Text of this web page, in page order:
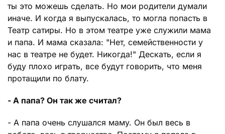
ты это можешь сделать. Но мои родители думали
иначе. И когда я выпускалась, то могла попасть в
Театр сатиры. Но в этом театре уже служили мама
и папа. И мама сказала: "Нет, семейственности у
нас в театре не будет. Никогда!" Дескать, если я
буду плохо играть, все будут говорить, что меня
протащили по блату.
- А папа? Он так же считал?
- А папа очень слушался маму. Он был весь в